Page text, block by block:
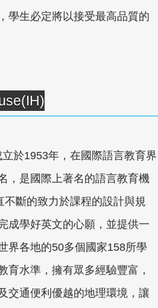
學生必定將以接受最高品質的
於1953年，在國際語言教育界
，是國際上著名的語言教育機
斷的致力於課程的設計與規
成學好英文的心願，並提供一
界各地的50多個國家158所學
育水準，擁有眾多經驗豐富，
交通便利優越的地理環境，讓